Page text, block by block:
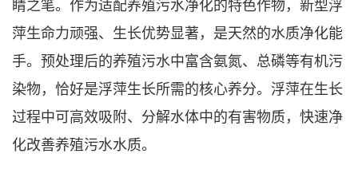
睛之笔。作为适配养殖污水净化的特色作物，新型浮
萍生命力顽强、生长优势显著，是天然的水质净化能
手。预处理后的养殖污水中富含氨氮、总磷等有机污
染物，恰好是浮萍生长所需的核心养分。浮萍在生长
过程中可高效吸附、分解水体中的有害物质，快速净
化改善养殖污水水质。